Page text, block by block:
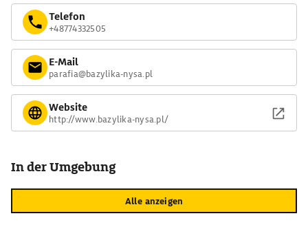
Telefon
+48774332505
E-Mail
parafia@bazylika-nysa.pl
Website
http://www.bazylika-nysa.pl/
In der Umgebung
Alle anzeigen